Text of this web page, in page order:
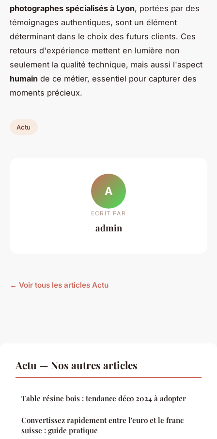
photographes spécialisés à Lyon, portées par des
témoignages authentiques, sont un élément
déterminant dans le choix des futurs clients. Ces
retours d'expérience mettent en lumière non
seulement la qualité technique, mais aussi l'aspect
humain de ce métier, essentiel pour capturer des
moments précieux.
Actu
A
ECRIT PAR
admin
← Voir tous les articles Actu
Actu — Nos autres articles
Table résine bois : tendance déco 2024 à adopter
Convertissez rapidement entre l'euro et le franc
suisse : guide pratique